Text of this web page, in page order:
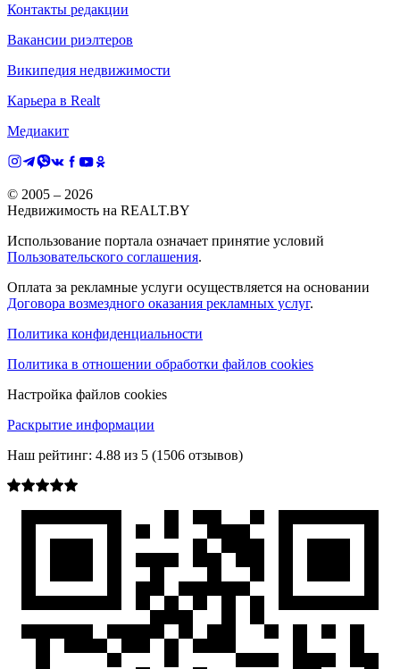
Контакты редакции
Вакансии риэлтеров
Википедия недвижимости
Карьера в Realt
Медиакит
© 2005 – 2026
Недвижимость на REALT.BY
Использование портала означает принятие условий
Пользовательского соглашения.
Оплата за рекламные услуги осуществляется на основании
Договора возмездного оказания рекламных услуг.
Политика конфиденциальности
Политика в отношении обработки файлов cookies
Настройка файлов cookies
Раскрытие информации
Наш рейтинг: 4.88 из 5 (1506 отзывов)